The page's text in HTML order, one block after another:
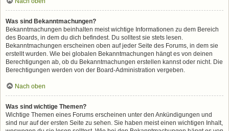
Was sind Bekanntmachungen?
Bekanntmachungen beinhalten meist wichtige Informationen zu dem Bereich
des Boards, in dem du dich befindest. Du solltest sie stets lesen.
Bekanntmachungen erscheinen oben auf jeder Seite des Forums, in dem sie
erstellt wurden. Wie bei globalen Bekanntmachungen hängt es von deinen
Berechtigungen ab, ob du Bekanntmachungen erstellen kannst oder nicht. Die
Berechtigungen werden von der Board-Administration vergeben.
Nach oben
Was sind wichtige Themen?
Wichtige Themen eines Forums erscheinen unter den Ankündigungen und
sind nur auf der ersten Seite zu sehen. Sie haben meist einen wichtigen Inhalt,